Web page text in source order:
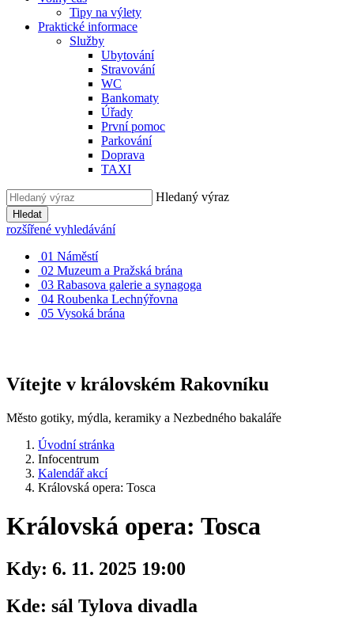
Tipy na výlety
Praktické informace
Služby
Ubytování
Stravování
WC
Bankomaty
Úřady
První pomoc
Parkování
Doprava
TAXI
Hledaný výraz
Hledat
rozšířené vyhledávání
01 Náměstí
02 Muzeum a Pražská brána
03 Rabasova galerie a synagoga
04 Roubenka Lechnýřovna
05 Vysoká brána
Vítejte v královském Rakovníku
Město gotiky, mýdla, keramiky a Nezbedného bakaláře
Úvodní stránka
Infocentrum
Kalendář akcí
Královská opera: Tosca
Královská opera: Tosca
Kdy: 6. 11. 2025 19:00
Kde: sál Tylova divadla